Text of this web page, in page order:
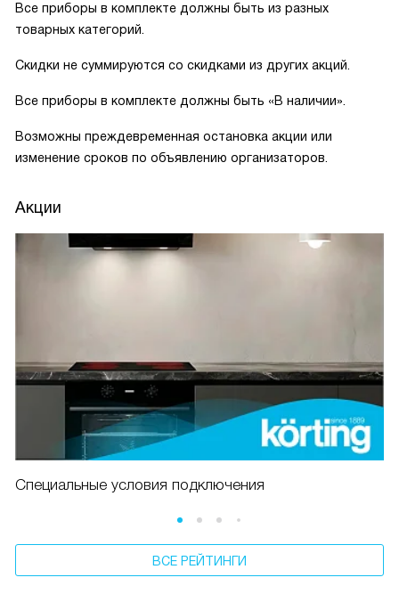
Все приборы в комплекте должны быть из разных
товарных категорий.
Скидки не суммируются со скидками из других акций.
Все приборы в комплекте должны быть «В наличии».
Возможны преждевременная остановка акции или
изменение сроков по объявлению организаторов.
Акции
Специальные условия подключения
ВСЕ РЕЙТИНГИ